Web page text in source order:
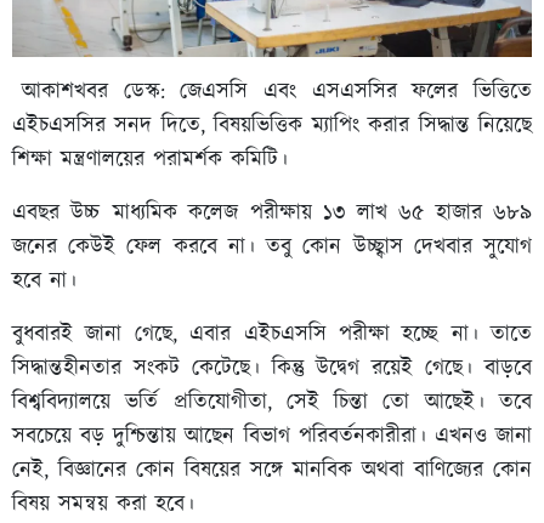
আকাশখবর ডেস্ক: জেএসসি এবং এসএসসির ফলের ভিত্তিতে
এইচএসসির সনদ দিতে, বিষয়ভিত্তিক ম্যাপিং করার সিদ্ধান্ত নিয়েছে
শিক্ষা মন্ত্রণালয়ের পরামর্শক কমিটি।
এবছর উচ্চ মাধ্যমিক কলেজ পরীক্ষায় ১৩ লাখ ৬৫ হাজার ৬৮৯
জনের কেউই ফেল করবে না। তবু কোন উচ্ছ্বাস দেখবার সুযোগ
হবে না।
বুধবারই জানা গেছে, এবার এইচএসসি পরীক্ষা হচ্ছে না। তাতে
সিদ্ধান্তহীনতার সংকট কেটেছে। কিন্তু উদ্বেগ রয়েই গেছে। বাড়বে
বিশ্ববিদ্যালয়ে ভর্তি প্রতিযোগীতা, সেই চিন্তা তো আছেই। তবে
সবচেয়ে বড় দুশ্চিন্তায় আছেন বিভাগ পরিবর্তনকারীরা। এখনও জানা
নেই, বিজ্ঞানের কোন বিষয়ের সঙ্গে মানবিক অথবা বাণিজ্যের কোন
বিষয় সমন্বয় করা হবে।